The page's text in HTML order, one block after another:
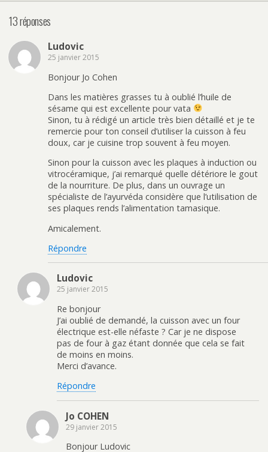
13 réponses
Ludovic
25 janvier 2015
Bonjour Jo Cohen
Dans les matières grasses tu à oublié l’huile de
sésame qui est excellente pour vata
Sinon, tu à rédigé un article très bien détaillé et je te
remercie pour ton conseil d’utiliser la cuisson à feu
doux, car je cuisine trop souvent à feu moyen.
Sinon pour la cuisson avec les plaques à induction ou
vitrocéramique, j’ai remarqué quelle détériore le gout
de la nourriture. De plus, dans un ouvrage un
spécialiste de l’ayurvéda considère que l’utilisation de
ses plaques rends l’alimentation tamasique.
Amicalement.
Répondre
Ludovic
25 janvier 2015
Re bonjour
J’ai oublié de demandé, la cuisson avec un four
électrique est-elle néfaste ? Car je ne dispose
pas de four à gaz étant donnée que cela se fait
de moins en moins.
Merci d’avance.
Répondre
Jo COHEN
29 janvier 2015
Bonjour Ludovic